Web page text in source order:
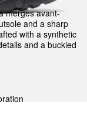
merges avant-
and a sharp
with a synthetic
and a buckled